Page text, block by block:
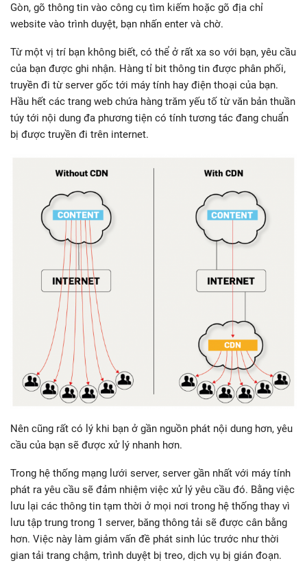
Gòn, gõ thông tin vào công cụ tìm kiếm hoặc gõ địa chỉ
website vào trình duyệt, bạn nhấn enter và chờ.
Từ một vị trí bạn không biết, có thể ở rất xa so với bạn, yêu cầu
của bạn được ghi nhận. Hàng tỉ bit thông tin được phân phối,
truyền đi từ server gốc tới máy tính hay điện thoại của bạn.
Hầu hết các trang web chứa hàng trăm yếu tố từ văn bản thuần
túy tới nội dung đa phương tiện có tính tương tác đang chuẩn
bị được truyền đi trên internet.
Nên cũng rất có lý khi bạn ở gần nguồn phát nội dung hơn, yêu
cầu của bạn sẽ được xử lý nhanh hơn.
Trong hệ thống mạng lưới server, server gần nhất với máy tính
phát ra yêu cầu sẽ đảm nhiệm việc xử lý yêu cầu đó. Bằng việc
lưu lại các thông tin tạm thời ở mọi nơi trong hệ thống thay vì
lưu tập trung trong 1 server, băng thông tải sẽ được cân bằng
hơn. Việc này làm giảm vấn đề phát sinh lúc trước như thời
gian tải trang chậm, trình duyệt bị treo, dịch vụ bị gián đoạn.